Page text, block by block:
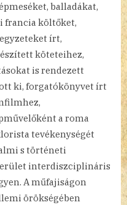
balladákat,
francia költőket,
írt,
köteteihez,
is rendezett
ki, forgatókönyvet írt
a roma
tevékenységét
s történeti
interdiszciplináris
A műfajiságon
örökségében